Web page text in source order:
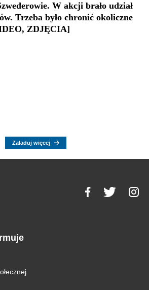
W akcji brało udział
Trzeba było chronić okoliczne
ZDJĘCIA]
Załaduj więcej